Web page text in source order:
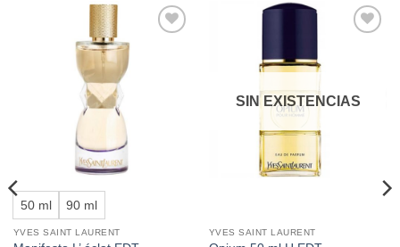
50 ml 90 ml
YVES SAINT LAURENT
SIN EXISTENCIAS
YVES SAINT LAURENT